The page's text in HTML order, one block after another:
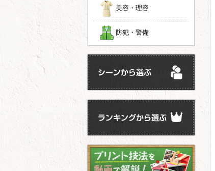
美容・理容
防犯・警備